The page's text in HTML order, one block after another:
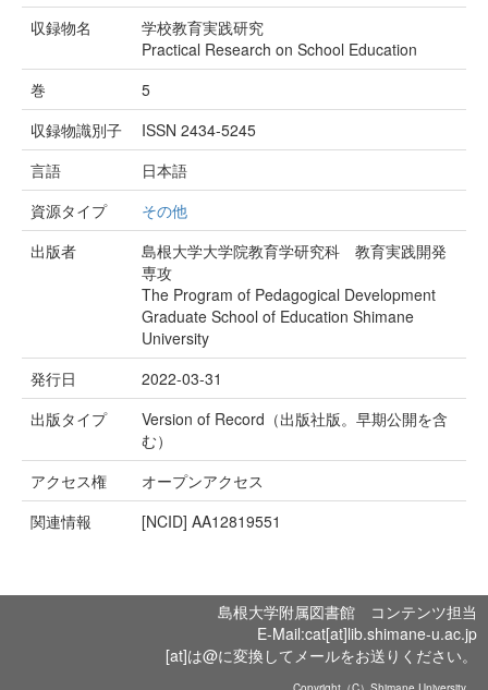
収録物名
学校教育実践研究
Practical Research on School Education
巻
5
収録物識別子
ISSN 2434-5245
言語
日本語
資源タイプ
その他
出版者
島根大学大学院教育学研究科 教育実践開発
専攻
The Program of Pedagogical Development
Graduate School of Education Shimane
University
発行日
2022-03-31
出版タイプ
Version of Record（出版社版。早期公開を含
む）
アクセス権
オープンアクセス
関連情報
[NCID] AA12819551
島根大学附属図書館 コンテンツ担当
E-Mail:cat[at]lib.shimane-u.ac.jp
[at]は@に変換してメールをお送りください。